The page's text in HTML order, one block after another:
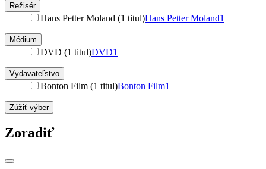
Režisér
Hans Petter Moland (1 titul)Hans Petter Moland1
Médium
DVD (1 titul)DVD1
Vydavateľstvo
Bonton Film (1 titul)Bonton Film1
Zúžiť výber
Zoradiť